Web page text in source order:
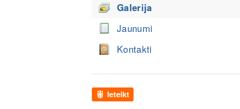
Galerija
Jaunumi
Kontakti
Ieteikt